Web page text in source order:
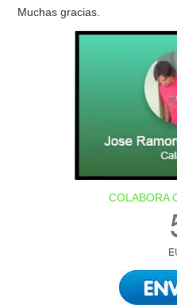
Muchas gracias.
COLABORA